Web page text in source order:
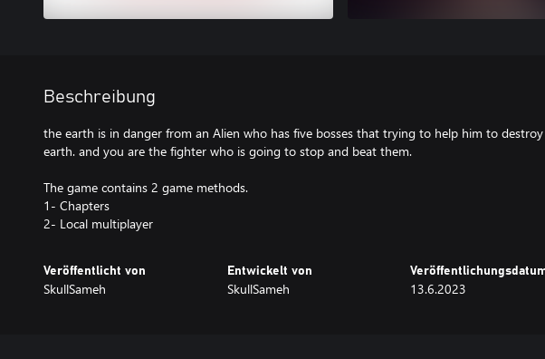
Beschreibung
the earth is in danger from an Alien who has five bosses that trying to help him to
earth. and you are the fighter who is going to stop and beat them.
The game contains 2 game methods.
1- Chapters
2- Local multiplayer
Veröffentlicht von
SkullSameh
Entwickelt von
SkullSameh 13.6.2023